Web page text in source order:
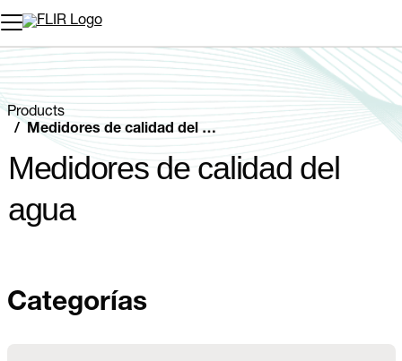
Products
Medidores de calidad del agua
Medidores de calidad del
agua
Categorías